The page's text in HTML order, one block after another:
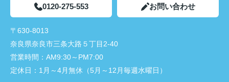
0120-275-553 お問い合わせ
〒630-8013
奈良県奈良市三条大路５丁目2-40
営業時間： AM9:30～PM7:00
定休日： 1月～4月無休（5月～12月毎週水曜日）